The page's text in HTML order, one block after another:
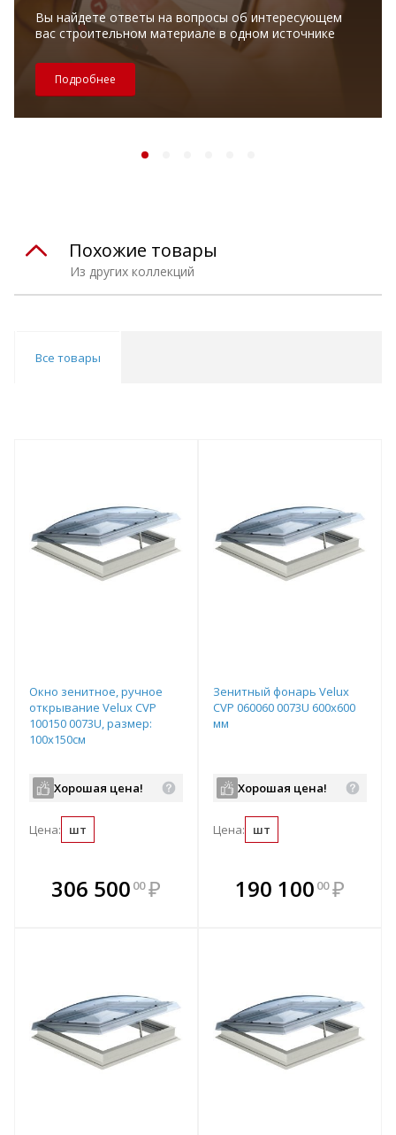
Вы найдете ответы на вопросы об интересующем
вас строительном материале в одном источнике
Подробнее
Из других коллекций
Похожие товары
Все товары
Окно зенитное, ручное
открывание Velux CVP
100150 0073U, размер:
100x150см
Хорошая цена!
Цена: шт
306 500 00 ₽
В комплекте
всегда выгоднее!
Зенитный фонарь Velux
CVP 060060 0073U 600х600
мм
Хорошая цена!
Цена: шт
В комплекте
всегда выгоднее!
190 100 00 ₽